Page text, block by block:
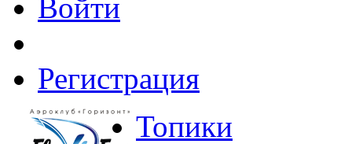
Войти
Регистрация
Топики